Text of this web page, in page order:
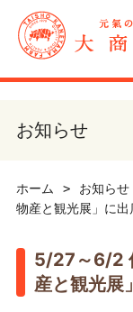
お知らせ
ホーム お知らせ
物産と観光展」に出
5/27～6/2
産と観光展